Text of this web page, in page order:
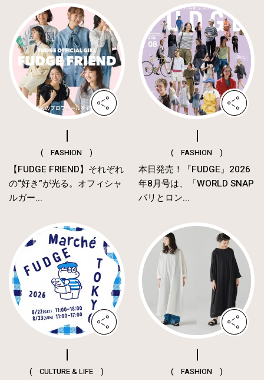
( FASHION )
【FUDGE FRIEND】それぞれ
の“好き”が光る。オフィシャ
ルガー...
( FASHION )
本日発売！『FUDGE』2026
年8月号は、「WORLD SNAP
パリとロン...
( CULTURE & LIFE ) ( FASHION )